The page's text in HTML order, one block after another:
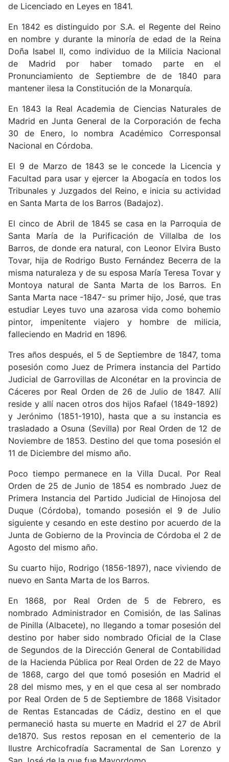
de Licenciado en Leyes en 1841.
En 1842 es distinguido por S.A. el Regente del Reino
en nombre y durante la minoría de edad de la Reina
Doña Isabel II, como individuo de la Milicia Nacional
de Madrid por haber tomado parte en el
Pronunciamiento de Septiembre de de 1840 para
mantener ilesa la Constitución de la Monarquía.
En 1843 la Real Academia de Ciencias Naturales de
Madrid en Junta General de la Corporación de fecha
30 de Enero, lo nombra Académico Corresponsal
Nacional en Córdoba.
El 9 de Marzo de 1843 se le concede la Licencia y
Facultad para usar y ejercer la Abogacía en todos los
Tribunales y Juzgados del Reino, e inicia su actividad
en Santa Marta de los Barros (Badajoz).
El cinco de Abril de 1845 se casa en la Parroquia de
Santa María de la Purificación de Villalba de los
Barros, de donde era natural, con Leonor Elvira Busto
Tovar, hija de Rodrigo Busto Fernández Becerra de la
misma naturaleza y de su esposa María Teresa Tovar y
Montoya natural de Santa Marta de los Barros. En
Santa Marta nace -1847- su primer hijo, José, que tras
estudiar Leyes tuvo una azarosa vida como bohemio
pintor, impenitente viajero y hombre de milicia,
falleciendo en Madrid en 1896.
Tres años después, el 5 de Septiembre de 1847, toma
posesión como Juez de Primera instancia del Partido
Judicial de Garrovillas de Alconétar en la provincia de
Cáceres por Real Orden de 26 de Julio de 1847. Allí
reside y allí nacen otros dos hijos Rafael (1849-1892)
y Jerónimo (1851-1910), hasta que a su instancia es
trasladado a Osuna (Sevilla) por Real Orden de 12 de
Noviembre de 1853. Destino del que toma posesión el
11 de Diciembre del mismo año.
Poco tiempo permanece en la Villa Ducal. Por Real
Orden de 25 de Junio de 1854 es nombrado Juez de
Primera Instancia del Partido Judicial de Hinojosa del
Duque (Córdoba), tomando posesión el 9 de Julio
siguiente y cesando en este destino por acuerdo de la
Junta de Gobierno de la Provincia de Córdoba el 2 de
Agosto del mismo año.
Su cuarto hijo, Rodrigo (1856-1897), nace viviendo de
nuevo en Santa Marta de los Barros.
En 1868, por Real Orden de 5 de Febrero, es
nombrado Administrador en Comisión, de las Salinas
de Pinilla (Albacete), no llegando a tomar posesión del
destino por haber sido nombrado Oficial de la Clase
de Segundos de la Dirección General de Contabilidad
de la Hacienda Pública por Real Orden de 22 de Mayo
de 1868, cargo del que tomó posesión en Madrid el
28 del mismo mes, y en el que cesa al ser nombrado
por Real Orden de 5 de Septiembre de 1868 Visitador
de Rentas Estancadas de Cádiz, destino en el que
permaneció hasta su muerte en Madrid el 27 de Abril
de1870. Sus restos reposan en el cementerio de la
Ilustre Archicofradía Sacramental de San Lorenzo y